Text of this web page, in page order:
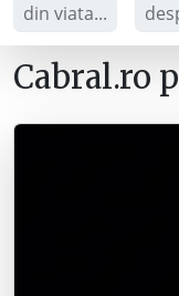
din viata...
Cabral.ro